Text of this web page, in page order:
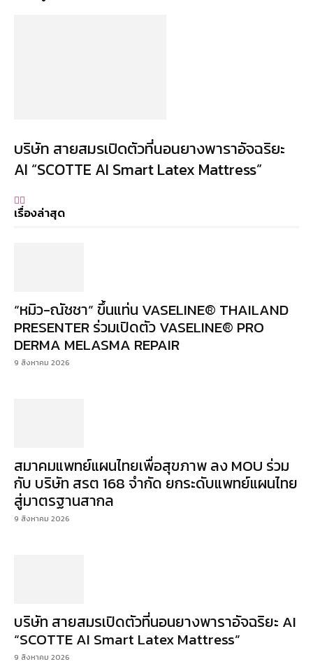
บริษัท สายสมรเปิดตัวที่นอนยางพาราอัจฉริยะ
AI “SCOTTE AI Smart Latex Mattress”
เรื่องล่าสุด
“หมิว-ณัชชา” ขึ้นแท่น VASELINE® THAILAND
PRESENTER ร่วมเปิดตัว VASELINE® PRO
DERMA MELASMA REPAIR
9 สิงหาคม 2026
สมาคมแพทย์แผนไทยเพื่อสุขภาพ ลง MOU ร่วม
กับ บริษัท สรต 168 จำกัด ยกระดับแพทย์แผนไทย
สู่มาตรฐานสากล
9 สิงหาคม 2026
บริษัท สายสมรเปิดตัวที่นอนยางพาราอัจฉริยะ AI
“SCOTTE AI Smart Latex Mattress”
9 สิงหาคม 2026